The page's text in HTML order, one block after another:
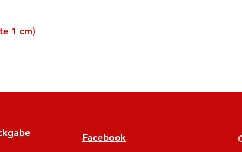
1 cm)
Facebook